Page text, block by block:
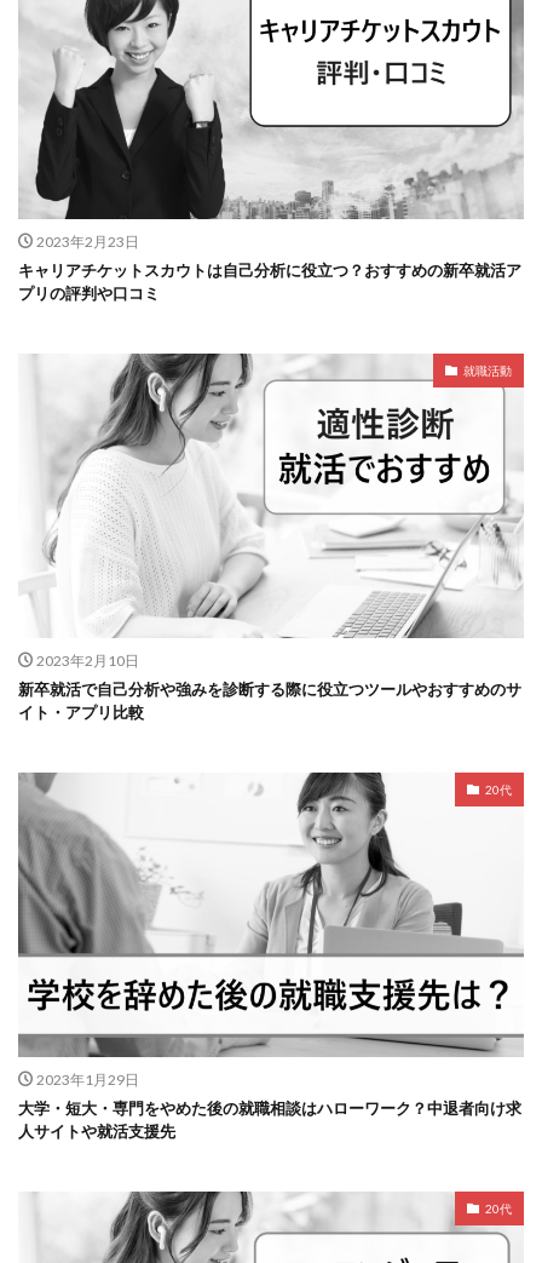
2023年2月23日
キャリアチケットスカウトは自己分析に役立つ？おすすめの新卒就活ア
プリの評判や口コミ
就職活動
2023年2月10日
新卒就活で自己分析や強みを診断する際に役立つツールやおすすめのサ
イト・アプリ比較
20代
2023年1月29日
大学・短大・専門をやめた後の就職相談はハローワーク？中退者向け求
人サイトや就活支援先
20代